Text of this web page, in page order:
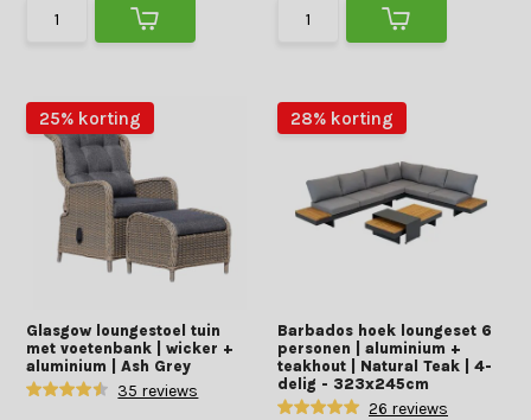
25% korting
Glasgow loungestoel tuin
met voetenbank | wicker +
aluminium | Ash Grey
35 reviews
28% korting
Barbados hoek loungeset 6
personen | aluminium +
teakhout | Natural Teak | 4-
delig - 323x245cm
26 reviews